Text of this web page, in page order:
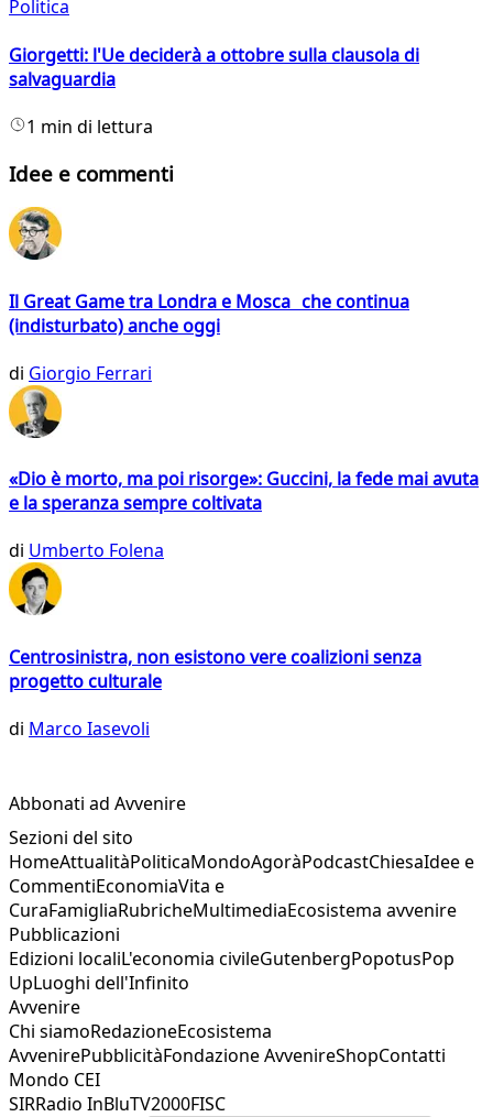
Politica
Giorgetti: l'Ue deciderà a ottobre sulla clausola di
salvaguardia
1 min di lettura
Idee e commenti
Il Great Game tra Londra e Mosca che continua
(indisturbato) anche oggi
di Giorgio Ferrari
«Dio è morto, ma poi risorge»: Guccini, la fede mai avuta
e la speranza sempre coltivata
di Umberto Folena
Centrosinistra, non esistono vere coalizioni senza
progetto culturale
di Marco Iasevoli
Abbonati ad Avvenire
Sezioni del sito
HomeAttualitàPoliticaMondoAgoràPodcastChiesaIdee e
CommentiEconomiaVita e
CuraFamigliaRubricheMultimediaEcosistema avvenire
Pubblicazioni
Edizioni localiL'economia civileGutenbergPopotusPop
UpLuoghi dell'Infinito
Avvenire
Chi siamoRedazioneEcosistema
AvvenirePubblicitàFondazione AvvenireShopContatti
Mondo CEI
SIRRadio InBluTV2000FISC